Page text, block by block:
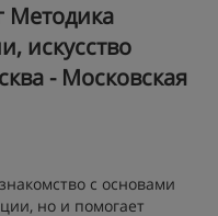
Методика
искусство
- Московская
с основами
но и помогает